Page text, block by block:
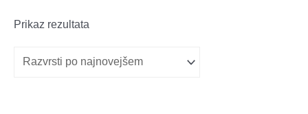
Prikaz rezultata